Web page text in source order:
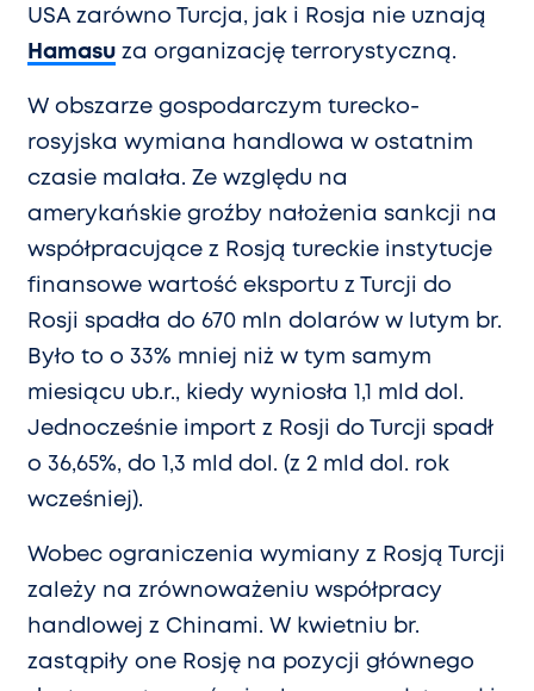
USA zarówno Turcja, jak i Rosja nie uznają
Hamasu za organizację terrorystyczną.
W obszarze gospodarczym turecko-
rosyjska wymiana handlowa w ostatnim
czasie malała. Ze względu na
amerykańskie groźby nałożenia sankcji na
współpracujące z Rosją tureckie instytucje
finansowe wartość eksportu z Turcji do
Rosji spadła do 670 mln dolarów w lutym br.
Było to o 33% mniej niż w tym samym
miesiącu ub.r., kiedy wyniosła 1,1 mld dol.
Jednocześnie import z Rosji do Turcji spadł
o 36,65%, do 1,3 mld dol. (z 2 mld dol. rok
wcześniej).
Wobec ograniczenia wymiany z Rosją Turcji
zależy na zrównoważeniu współpracy
handlowej z Chinami. W kwietniu br.
zastąpiły one Rosję na pozycji głównego